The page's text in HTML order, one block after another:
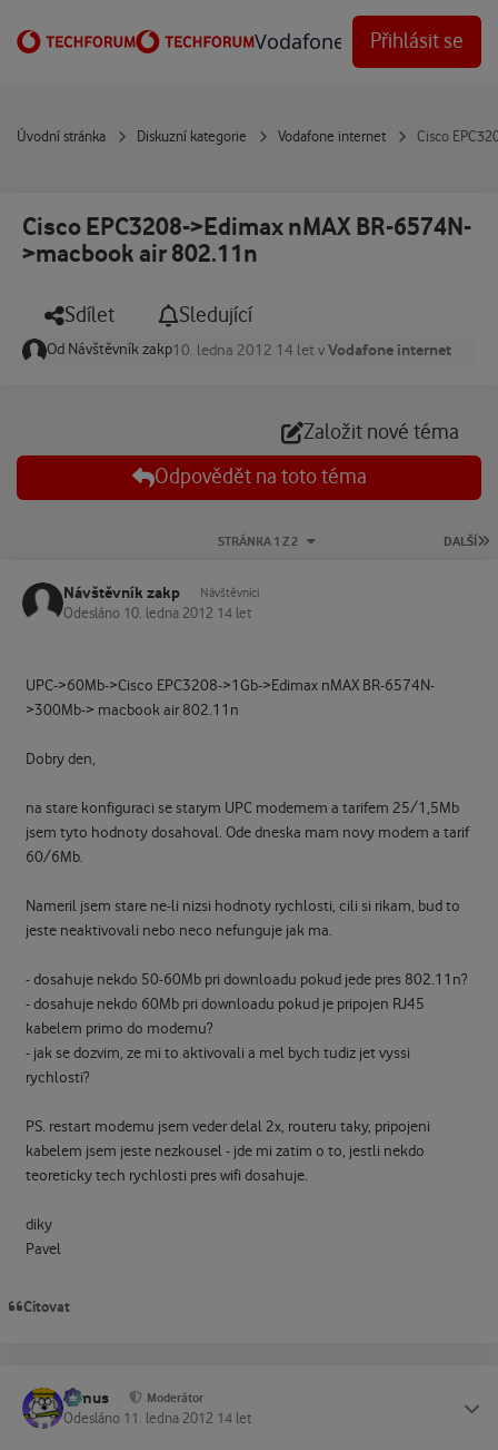
Vodafone Techforum
Přihlásit se
Úvodní stránka Diskuzní kategorie Vodafone internet Cisco
Cisco EPC3208->Edimax nMAX BR-6574N-
>macbook air 802.11n
Sdílet Sledující
Od Návštěvník zakp10. ledna 2012 14 let vVodafone internet
Založit nové téma
Odpovědět na toto téma
DALŠÍ
STRÁNKA 1 Z 2
Návštěvník zakp Návštěvníci
Odesláno 10. ledna 2012 14 let
UPC->60Mb->Cisco EPC3208->1Gb->Edimax nMAX BR-6574N-
>300Mb-> macbook air 802.11n
Dobry den,
na stare konfiguraci se starym UPC modemem a tarifem 25/1,5Mb
jsem tyto hodnoty dosahoval. Ode dneska mam novy modem a tarif
60/6Mb.
Nameril jsem stare ne-li nizsi hodnoty rychlosti, cili si rikam, bud to
jeste neaktivovali nebo neco nefunguje jak ma.
- dosahuje nekdo 50-60Mb pri downloadu pokud jede pres 802.11n?
- dosahuje nekdo 60Mb pri downloadu pokud je pripojen RJ45
kabelem primo do modemu?
- jak se dozvim, ze mi to aktivovali a mel bych tudiz jet vyssi
rychlosti?
PS. restart modemu jsem veder delal 2x, routeru taky, pripojeni
kabelem jsem jeste nezkousel - jde mi zatim o to, jestli nekdo
teoreticky tech rychlosti pres wifi dosahuje.
diky
Pavel
Citovat
tomus Moderátor
Odesláno 11. ledna 2012 14 let